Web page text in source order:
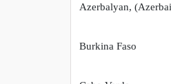
Azerbalyan,
Burkina Faso